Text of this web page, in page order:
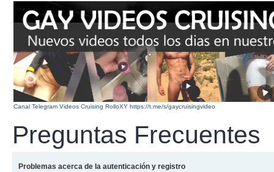
Canal Telegram Videos Cruising RolloXY https://t.me/s/gaycruisingvideo
Preguntas Frecuentes
Problemas acerca de la autenticación y registro